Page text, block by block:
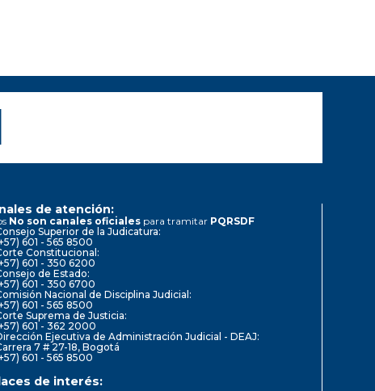
de atención:
No son canales oficiales para tramitar PQRSDF
Superior de la Judicatura:
601 - 565 8500
Constitucional:
601 - 350 6200
de Estado:
601 - 350 6700
Nacional de Disciplina Judicial:
601 - 565 8500
Suprema de Justicia:
601 - 362 2000
Ejecutiva de Administración Judicial - DEAJ:
7 # 27-18, Bogotá
601 - 565 8500
de interés: